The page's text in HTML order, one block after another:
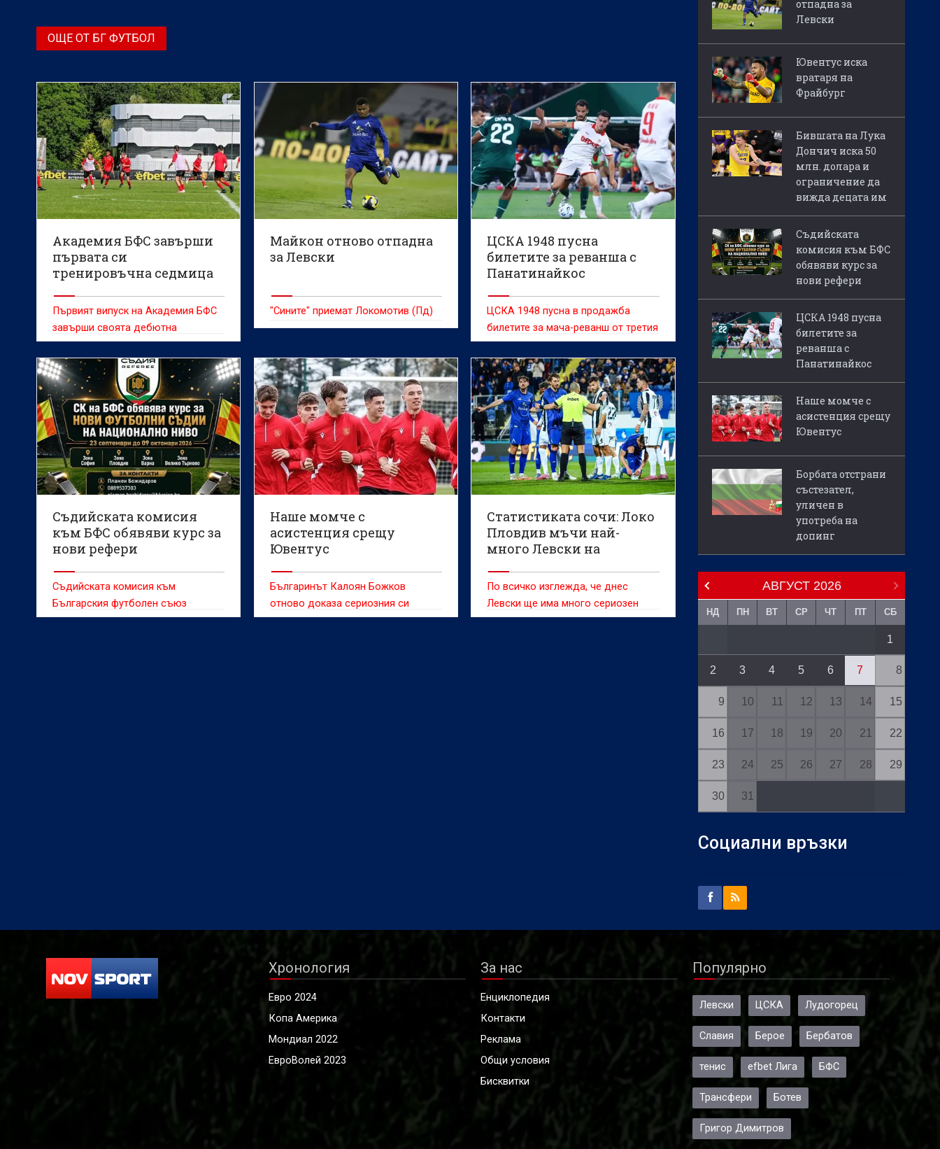
ОЩЕ ОТ БГ ФУТБОЛ
Академия БФС завърши
първата си
тренировъчна седмица
проекта
Първият випуск на Академия БФС
завърши своята дебютна
тренировъчна седмица,
поставяйки основите на
ежедневния процес, който ще
бъде в основата на развитието на
младите футболни таланти.
Майкон отново отпадна
за Левски
"Сините" приемат Локомотив (Пд)
ЦСКА 1948 пусна
билетите за реванша с
Панатинайкос
ЦСКА 1948 пусна в продажба
билетите за мача-реванш от третия
квалификационен кръг в Лигата на
конференциите срещу
Панатинайкос през следващата
седмица.
Съдийската комисия
към БФС обявяви курс за
нови рефери
Съдийската комисия към
Българския футболен съюз
стартира нов курс за подготовка
Наше момче с
асистенция срещу
Ювентус
Българинът Калоян Божков
отново доказа сериозния си
потенциал, след като направи
Статистиката сочи: Локо
Пловдив мъчи най-
много Левски на
По всичко изглежда, че днес
Левски ще има много сериозен
тест срещу Локомотив Пд.
отпадна за
Левски
Ювентус иска
вратаря на
Фрайбург
Бившата на Лука
Дончич иска 50
млн. долара и
ограничение да
вижда децата им
Съдийската
комисия към БФС
обявяви курс за
нови рефери
ЦСКА 1948 пусна
билетите за
реванша с
Панатинайкос
Наше момче с
асистенция срещу
Ювентус
Борбата отстрани
състезател,
уличен в
употреба на
допинг
АВГУСТ 2026
НД ПН ВТ СР ЧТ ПТ СБ
1
2 3 4 5 6 7 8
9 10 11 12 13 14 15
16 17 18 19 20 21 22
23 24 25 26 27 28 29
30 31
Социални връзки
Хронология
Евро 2024
Копа Америка
Мондиал 2022
ЕвроВолей 2023
За нас
Енциклопедия
Контакти
Реклама
Общи условия
Бисквитки
Популярно
Левски ЦСКА Лудогорец
Славия Берое Бербатов
тенис efbet Лига БФС
Трансфери Ботев
Григор Димитров